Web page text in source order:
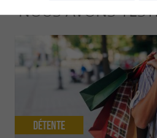
NOUS AVONS
Détente